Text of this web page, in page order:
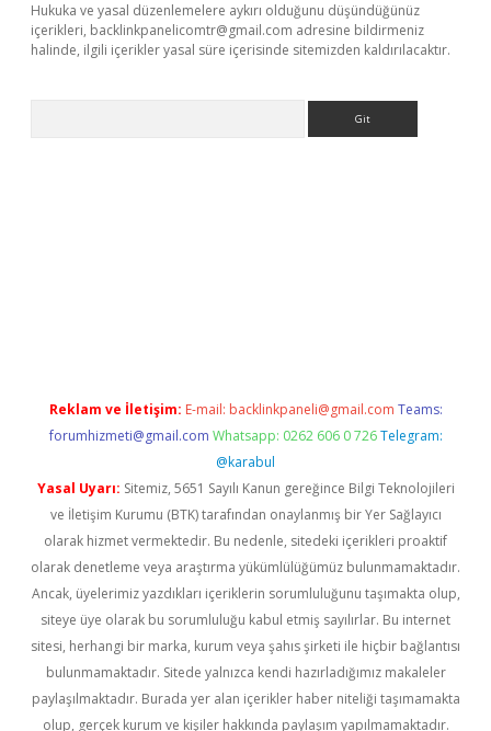
Hukuka ve yasal düzenlemelere aykırı olduğunu düşündüğünüz
içerikleri, backlinkpanelicomtr@gmail.com adresine bildirmeniz
halinde, ilgili içerikler yasal süre içerisinde sitemizden kaldırılacaktır.
Reklam ve İletişim: E-mail: backlinkpaneli@gmail.com Teams:
forumhizmeti@gmail.com Whatsapp: 0262 606 0 726 Telegram:
@karabul
Yasal Uyarı: Sitemiz, 5651 Sayılı Kanun gereğince Bilgi Teknolojileri
ve İletişim Kurumu (BTK) tarafından onaylanmış bir Yer Sağlayıcı
olarak hizmet vermektedir. Bu nedenle, sitedeki içerikleri proaktif
olarak denetleme veya araştırma yükümlülüğümüz bulunmamaktadır.
Ancak, üyelerimiz yazdıkları içeriklerin sorumluluğunu taşımakta olup,
siteye üye olarak bu sorumluluğu kabul etmiş sayılırlar. Bu internet
sitesi, herhangi bir marka, kurum veya şahıs şirketi ile hiçbir bağlantısı
bulunmamaktadır. Sitede yalnızca kendi hazırladığımız makaleler
paylaşılmaktadır. Burada yer alan içerikler haber niteliği taşımamakta
olup, gerçek kurum ve kişiler hakkında paylaşım yapılmamaktadır.